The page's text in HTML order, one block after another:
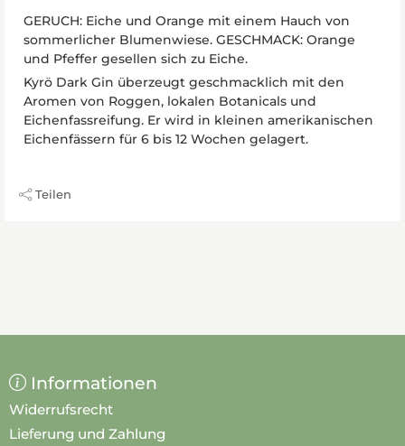
GERUCH: Eiche und Orange mit einem Hauch von
sommerlicher Blumenwiese. GESCHMACK: Orange
und Pfeffer gesellen sich zu Eiche.
Kyrö Dark Gin überzeugt geschmacklich mit den
Aromen von Roggen, lokalen Botanicals und
Eichenfassreifung. Er wird in kleinen amerikanischen
Eichenfässern für 6 bis 12 Wochen gelagert.
Teilen
Informationen
Widerrufsrecht
Lieferung und Zahlung